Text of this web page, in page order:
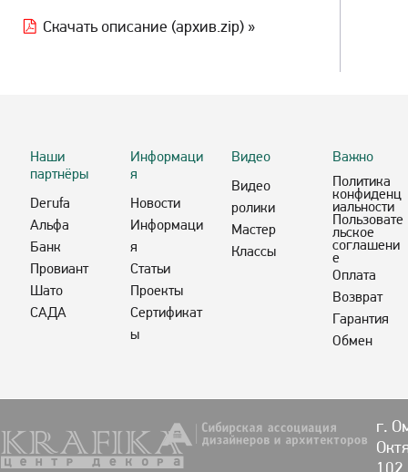
Скачать описание (архив.zip) »
Наши
партнёры
Derufa
Альфа
Банк
Провиант
Шато
САДА
Информаци
я
Новости
Информаци
я
Статьи
Проекты
Сертификат
ы
Видео
Видео
ролики
Мастер
Классы
Важно
Политика
конфиденц
иальности
Пользовате
льское
соглашени
е
Оплата
Возврат
Гарантия
Обмен
г.